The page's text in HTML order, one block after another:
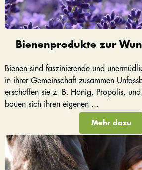
Bienenprodukte zur
Bienen sind faszinierende und
in ihrer Gemeinschaft zusammen
erschaffen sie z. B. Honig, Propolis,
bauen sich ihren eigenen ...
Mehr dazu